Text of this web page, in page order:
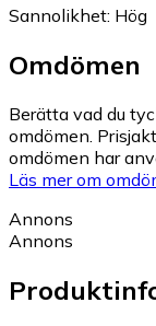
Sannolikhet: Hög
Omdömen
Berätta vad du
omdömen.
omdömen har
Läs mer om
Annons
Annons